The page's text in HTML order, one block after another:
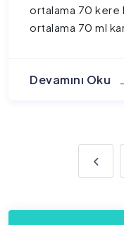
ortalama 70 kere
ortalama 70 ml